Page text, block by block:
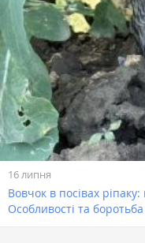
16 липня
Вовчок в посівах
Особливості та боротьба